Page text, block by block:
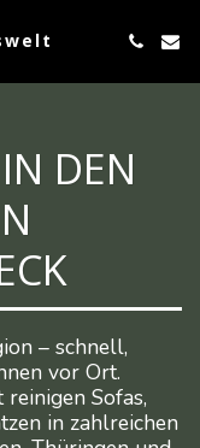
DEN
– schnell,
vor Ort.
Sofas,
in zahlreichen